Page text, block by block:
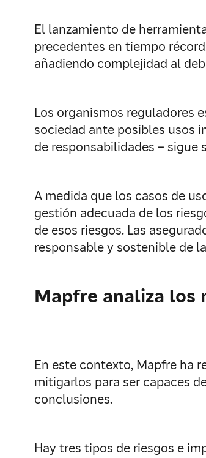
El lanzamiento de
precedentes en tiempo
añadiendo complejidad al
Los organismos reguladores
sociedad ante posibles usos
de responsabilidades – sigue
A medida que los casos de
gestión adecuada de los
de esos riesgos. Las
responsable y sostenible de
Mapfre analiza los
En este contexto, Mapfre ha
mitigarlos para ser capaces
conclusiones.
Hay tres tipos de riesgos e